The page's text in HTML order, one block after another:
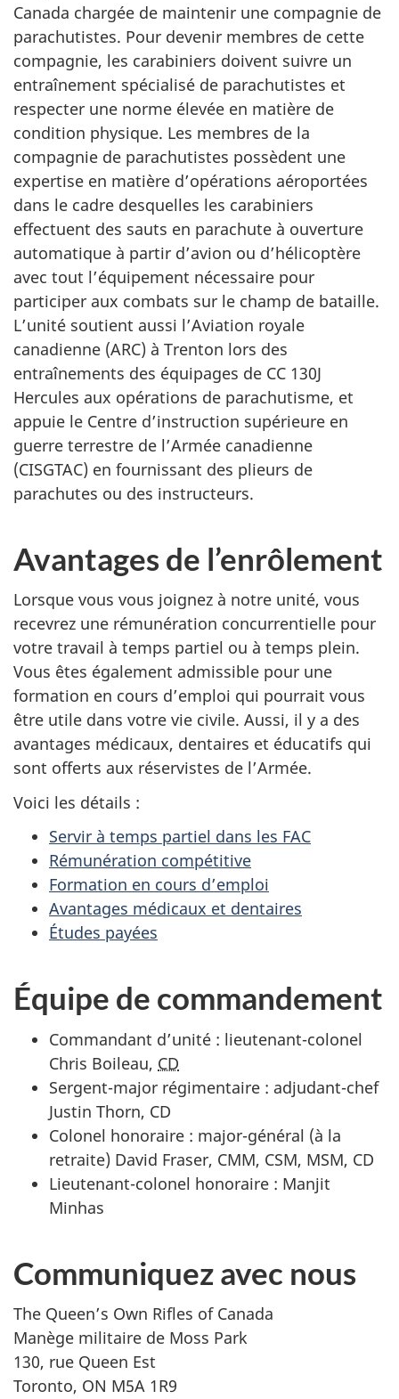
Canada chargée de maintenir une compagnie de
parachutistes. Pour devenir membres de cette
compagnie, les carabiniers doivent suivre un
entraînement spécialisé de parachutistes et
respecter une norme élevée en matière de
condition physique. Les membres de la
compagnie de parachutistes possèdent une
expertise en matière d’opérations aéroportées
dans le cadre desquelles les carabiniers
effectuent des sauts en parachute à ouverture
automatique à partir d’avion ou d’hélicoptère
avec tout l’équipement nécessaire pour
participer aux combats sur le champ de bataille.
L’unité soutient aussi l’Aviation royale
canadienne (ARC) à Trenton lors des
entraînements des équipages de CC 130J
Hercules aux opérations de parachutisme, et
appuie le Centre d’instruction supérieure en
guerre terrestre de l’Armée canadienne
(CISGTAC) en fournissant des plieurs de
parachutes ou des instructeurs.
Avantages de l’enrôlement
Lorsque vous vous joignez à notre unité, vous
recevrez une rémunération concurrentielle pour
votre travail à temps partiel ou à temps plein.
Vous êtes également admissible pour une
formation en cours d’emploi qui pourrait vous
être utile dans votre vie civile. Aussi, il y a des
avantages médicaux, dentaires et éducatifs qui
sont offerts aux réservistes de l’Armée.
Voici les détails :
Servir à temps partiel dans les FAC
Rémunération compétitive
Formation en cours d’emploi
Avantages médicaux et dentaires
Études payées
Équipe de commandement
Commandant d’unité : lieutenant-colonel
Chris Boileau, CD
Sergent-major régimentaire : adjudant-chef
Justin Thorn, CD
Colonel honoraire : major-général (à la
retraite) David Fraser, CMM, CSM, MSM, CD
Lieutenant-colonel honoraire : Manjit
Minhas
Communiquez avec nous
The Queen’s Own Rifles of Canada
Manège militaire de Moss Park
130, rue Queen Est
Toronto, ON M5A 1R9